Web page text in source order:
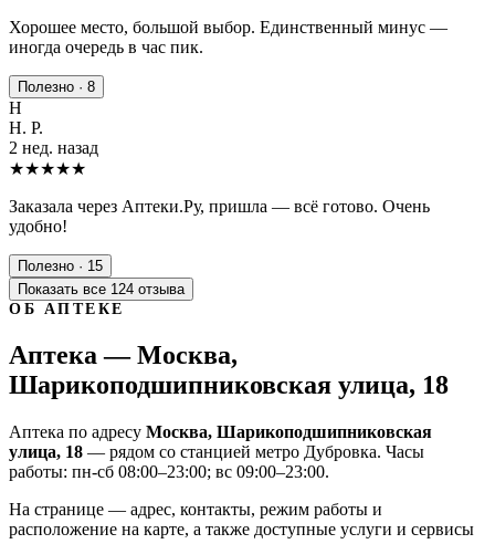
Хорошее место, большой выбор. Единственный минус —
иногда очередь в час пик.
Полезно · 8
Н
Н. Р.
2 нед. назад
★★★★★
Заказала через Аптеки.Ру, пришла — всё готово. Очень
удобно!
Полезно · 15
Показать все 124 отзыва
ОБ АПТЕКЕ
Аптека — Москва,
Шарикоподшипниковская улица, 18
Аптека по адресу Москва, Шарикоподшипниковская
улица, 18 — рядом со станцией метро Дубровка. Часы
работы: пн-сб 08:00–23:00; вс 09:00–23:00.
На странице — адрес, контакты, режим работы и
расположение на карте, а также доступные услуги и сервисы